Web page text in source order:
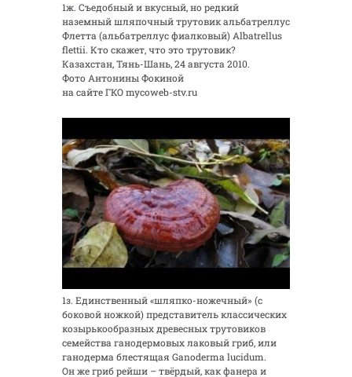
1ж. Съедобный и вкусный, но редкий
наземный шляпочный трутовик альбатреллус
Флетта (альбатреллус фиалковый) Albatrellus
flettii. Кто скажет, что это трутовик?
Казахстан, Тянь-Шань, 24 августа 2010.
Фото Антонины Фокиной
на сайте ГКО mycoweb-stv.ru
1з. Единственный «шляпко-ножечный» (с
боковой ножкой) представитель классических
козырькообразных древесных трутовиков
семейства ганодермовых лаковый гриб, или
ганодерма блестящая Ganoderma lucidum.
Он же гриб рейши – твёрдый, как фанера и